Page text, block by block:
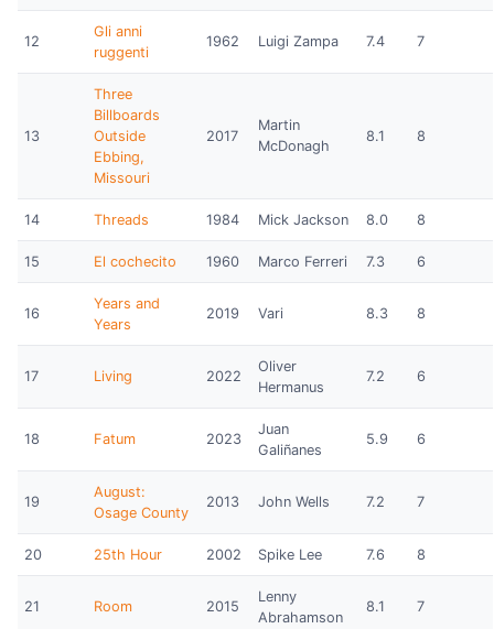
12
Gli anni
ruggenti
1962 Luigi Zampa 7.4 7
13
Three
Billboards
Outside
Ebbing,
Missouri
2017
Martin
McDonagh
8.1 8
14 Threads 1984 Mick Jackson 8.0 8
15 El cochecito 1960 Marco Ferreri 7.3 6
16
Years and
Years
2019 Vari 8.3 8
17 Living 2022
Oliver
Hermanus
7.2 6
18 Fatum 2023
Juan
Galiñanes
5.9 6
19
August:
Osage County
2013 John Wells 7.2 7
20 25th Hour 2002 Spike Lee 7.6 8
21 Room 2015
Lenny
Abrahamson
8.1 7